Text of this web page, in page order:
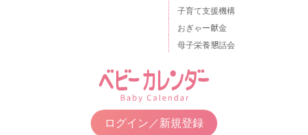
子育て支援機構
おぎゃー献金
母子栄養懇話会
ログイン／新規登録